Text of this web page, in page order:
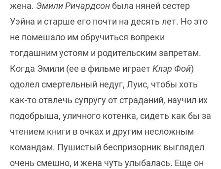
жена. Эмили Ричардсонбыла няней сестер
Уэйна и старше его почти на десять лет. Но это
не помешало им обручиться вопреки
тогдашним устоям и родительским запретам.
Когда Эмили (ее в фильме играетКлэр Фой)
одолел смертельный недуг, Луис, чтобы хоть
как-то отвлечь супругу от страданий, научил их
подобрыша, уличного котенка, сидеть как бы за
чтением книги в очках и другим несложным
командам. Пушистый беспризорник выглядел
очень смешно, и жена чуть улыбалась. Еще он